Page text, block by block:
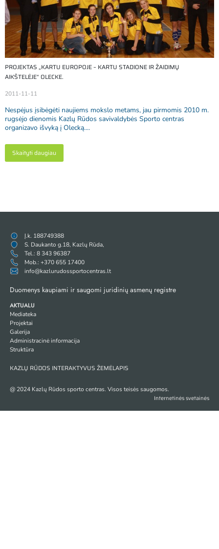
PROJEKTAS „KARTU EUROPOJE – KARTU STADIONE IR ŽAIDIMŲ
AIKŠTELĖJE“ OLECKE.
2011-11-11
Nespėjus įsibėgėti naujiems mokslo metams, jau pirmomis 2010 m.
rugsėjo dienomis Kazlų Rūdos savivaldybės Sporto centras
organizavo išvyką į Olecką....
Skaityti daugiau
Į.k. 188749388
S. Daukanto g.18, Kazlų Rūda,
Tel.: 8 343 96387
Mob.: +370 655 17400
info@kazlurudossportocentras.lt
Duomenys kaupiami ir saugomi juridinių asmenų registre
AKTUALU
Mediateka
Projektai
Galerija
Administracinė informacija
Struktūra
KAZLŲ RŪDOS INTERAKTYVUS ŽEMĖLAPIS
@ 2024 Kazlų Rūdos sporto centras. Visos teisės saugomos.
Internetinės svetainės